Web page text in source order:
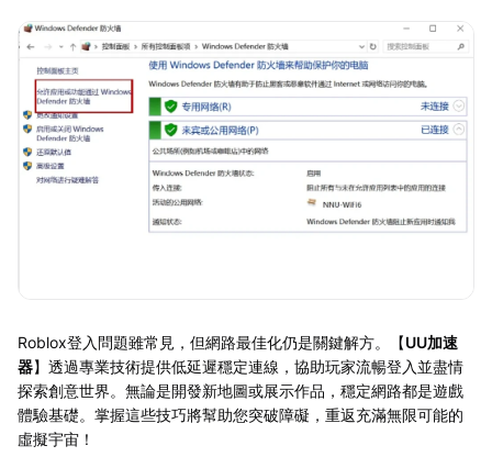
Roblox登入問題雖常見，但網路最佳化仍是關鍵解方。【UU加速
器】透過專業技術提供低延遲穩定連線，協助玩家流暢登入並盡情
探索創意世界。無論是開發新地圖或展示作品，穩定網路都是遊戲
體驗基礎。掌握這些技巧將幫助您突破障礙，重返充滿無限可能的
虛擬宇宙！